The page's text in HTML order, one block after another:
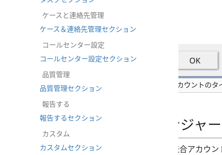
メッセンジャー統合アカウントの
Facebookメッセンジャ
Facebook Messengerタイプの統合アカウ
ケースと連絡先管理
ケース＆連絡先管理セクション
コールセンター設定
コールセンター設定セクション
品質管理
品質管理セクション
報告する
報告するセクション
カスタム
カスタムセクション